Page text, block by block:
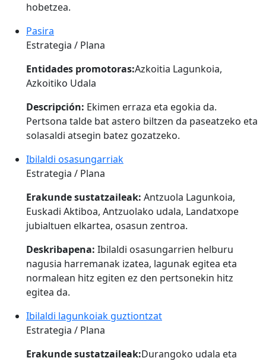
hobetzea.
Pasira
Estrategia / Plana
Entidades promotoras:Azkoitia Lagunkoia,
Azkoitiko Udala
Descripción: Ekimen erraza eta egokia da.
Pertsona talde bat astero biltzen da paseatzeko eta
solasaldi atsegin batez gozatzeko.
Ibilaldi osasungarriak
Estrategia / Plana
Erakunde sustatzaileak: Antzuola Lagunkoia,
Euskadi Aktiboa, Antzuolako udala, Landatxope
jubialtuen elkartea, osasun zentroa.
Deskribapena: Ibilaldi osasungarrien helburu
nagusia harremanak izatea, lagunak egitea eta
normalean hitz egiten ez den pertsonekin hitz
egitea da.
Ibilaldi lagunkoiak guztiontzat
Estrategia / Plana
Erakunde sustatzaileak:Durangoko udala eta